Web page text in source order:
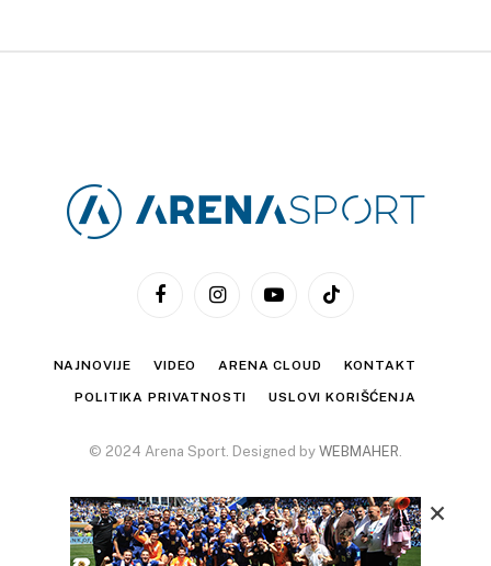
FacebookInstagramYouTubeTikTok
NAJNOVIJE VIDEO ARENA CLOUD KONTAKT
POLITIKA PRIVATNOSTI USLOVI KORIŠĆENJA
© 2024 Arena Sport. Designed by WEBMAHER
×